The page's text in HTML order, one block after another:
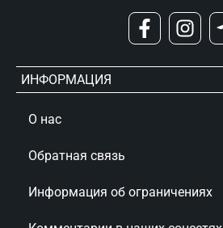
ИНФОРМАЦИЯ
О нас
Обратная связь
Информация об ограничениях